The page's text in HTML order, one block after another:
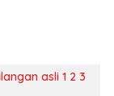
asli 1 2 3